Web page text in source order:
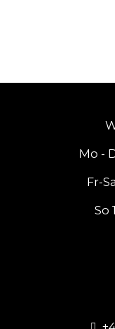
Mo -
Fr-
So